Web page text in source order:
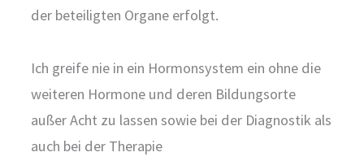
der beteiligten Organe erfolgt.
Ich greife nie in ein Hormonsystem ein ohne die
weiteren Hormone und deren Bildungsorte
außer Acht zu lassen sowie bei der Diagnostik als
auch bei der Therapie